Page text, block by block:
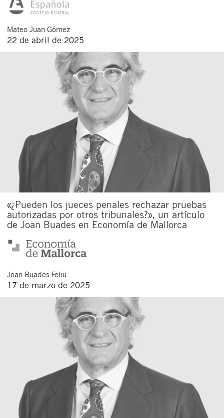
Mateo Juan Gómez
22 de abril de 2025
«¿Pueden los jueces penales rechazar pruebas
autorizadas por otros tribunales?», un artículo
de Joan Buades en Economía de Mallorca
Joan Buades Feliu
17 de marzo de 2025